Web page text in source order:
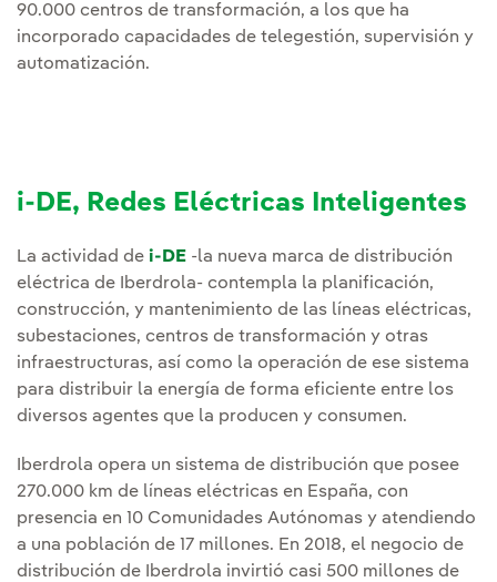
90.000 centros de transformación, a los que ha
incorporado capacidades de telegestión, supervisión y
automatización.
i-DE, Redes Eléctricas Inteligentes
La actividad de i-DE -la nueva marca de distribución
eléctrica de Iberdrola- contempla la planificación,
construcción, y mantenimiento de las líneas eléctricas,
subestaciones, centros de transformación y otras
infraestructuras, así como la operación de ese sistema
para distribuir la energía de forma eficiente entre los
diversos agentes que la producen y consumen.
Iberdrola opera un sistema de distribución que posee
270.000 km de líneas eléctricas en España, con
presencia en 10 Comunidades Autónomas y atendiendo
a una población de 17 millones. En 2018, el negocio de
distribución de Iberdrola invirtió casi 500 millones de